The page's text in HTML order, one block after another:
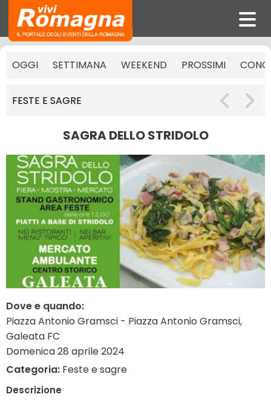
OGGI SETTIMANA WEEKEND PROSSIMI
FESTE E SAGRE
SAGRA DELLO STRIDOLO
Dove e quando:
Piazza Antonio Gramsci - Piazza Antonio Gramsci,
Galeata FC
Domenica 28 aprile 2024
Categoria: Feste e sagre
Descrizione